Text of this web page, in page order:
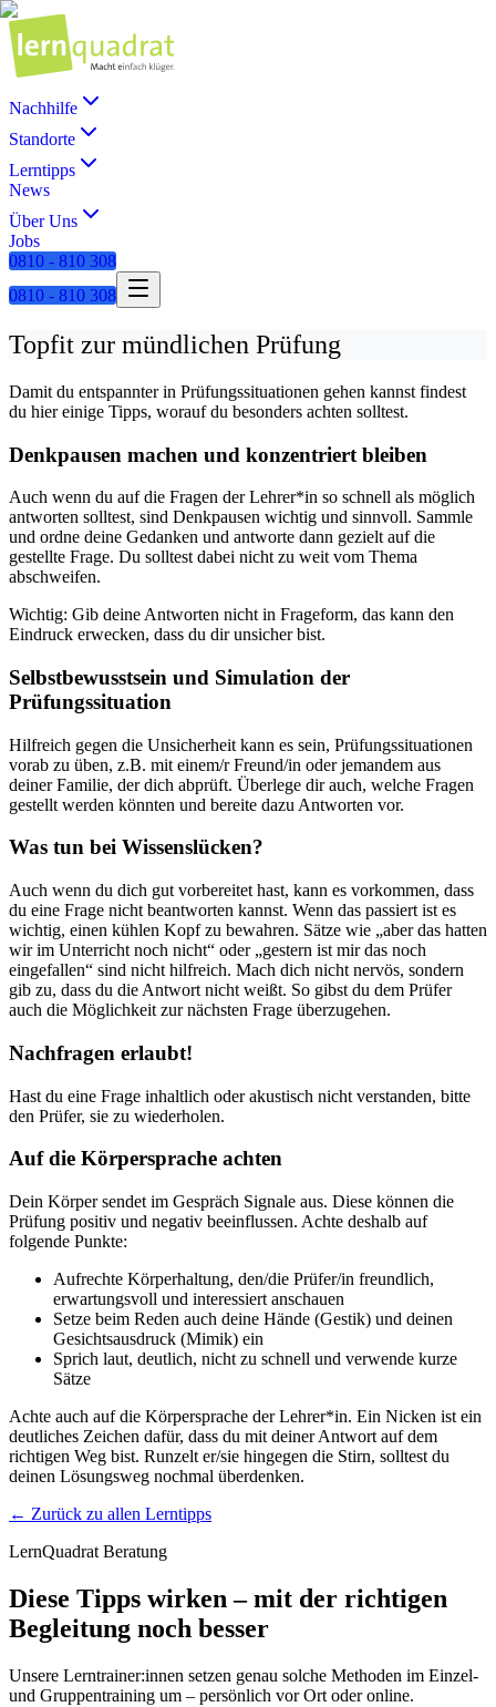
Nachhilfe
Standorte
Lerntipps
News
Über Uns
Jobs
0810 - 810 308
0810 - 810 308
Topfit zur mündlichen Prüfung
Damit du entspannter in Prüfungssituationen gehen kannst findest
du hier einige Tipps, worauf du besonders achten solltest.
Denkpausen machen und konzentriert bleiben
Auch wenn du auf die Fragen der Lehrer*in so schnell als möglich
antworten solltest, sind Denkpausen wichtig und sinnvoll. Sammle
und ordne deine Gedanken und antworte dann gezielt auf die
gestellte Frage. Du solltest dabei nicht zu weit vom Thema
abschweifen.
Wichtig: Gib deine Antworten nicht in Frageform, das kann den
Eindruck erwecken, dass du dir unsicher bist.
Selbstbewusstsein und Simulation der
Prüfungssituation
Hilfreich gegen die Unsicherheit kann es sein, Prüfungssituationen
vorab zu üben, z.B. mit einem/r Freund/in oder jemandem aus
deiner Familie, der dich abprüft. Überlege dir auch, welche Fragen
gestellt werden könnten und bereite dazu Antworten vor.
Was tun bei Wissenslücken?
Auch wenn du dich gut vorbereitet hast, kann es vorkommen, dass
du eine Frage nicht beantworten kannst. Wenn das passiert ist es
wichtig, einen kühlen Kopf zu bewahren. Sätze wie „aber das hatten
wir im Unterricht noch nicht“ oder „gestern ist mir das noch
eingefallen“ sind nicht hilfreich. Mach dich nicht nervös, sondern
gib zu, dass du die Antwort nicht weißt. So gibst du dem Prüfer
auch die Möglichkeit zur nächsten Frage überzugehen.
Nachfragen erlaubt!
Hast du eine Frage inhaltlich oder akustisch nicht verstanden, bitte
den Prüfer, sie zu wiederholen.
Auf die Körpersprache achten
Dein Körper sendet im Gespräch Signale aus. Diese können die
Prüfung positiv und negativ beeinflussen. Achte deshalb auf
folgende Punkte:
Aufrechte Körperhaltung, den/die Prüfer/in freundlich,
erwartungsvoll und interessiert anschauen
Setze beim Reden auch deine Hände (Gestik) und deinen
Gesichtsausdruck (Mimik) ein
Sprich laut, deutlich, nicht zu schnell und verwende kurze
Sätze
Achte auch auf die Körpersprache der Lehrer*in. Ein Nicken ist ein
deutliches Zeichen dafür, dass du mit deiner Antwort auf dem
richtigen Weg bist. Runzelt er/sie hingegen die Stirn, solltest du
deinen Lösungsweg nochmal überdenken.
← Zurück zu allen Lerntipps
LernQuadrat Beratung
Diese Tipps wirken – mit der richtigen
Begleitung noch besser
Unsere Lerntrainer:innen setzen genau solche Methoden im Einzel-
und Gruppentraining um – persönlich vor Ort oder online.